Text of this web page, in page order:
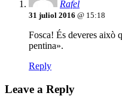
Rafel
31 juliol 2016 @ 15:18
Fosca! És deveres això
pentina».
Reply
Leave a Reply